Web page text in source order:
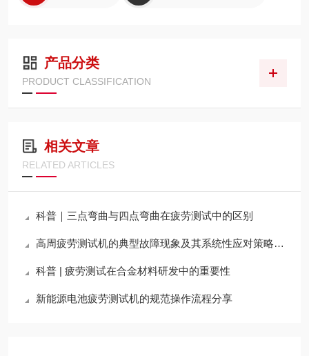
产品分类
PRODUCT CLASSIFICATION
相关文章
RELATED ARTICLES
科普｜三点弯曲与四点弯曲在疲劳测试中的区别
高周疲劳测试机的典型故障现象及其系统性应对策略分享
科普 | 疲劳测试在合金材料研发中的重要性
新能源电池疲劳测试机的规范操作流程分享